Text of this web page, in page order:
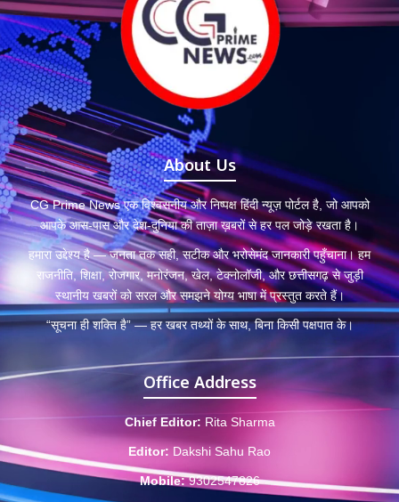
About Us
CG Prime News एक विश्वसनीय और निष्पक्ष हिंदी न्यूज़ पोर्टल है, जो आपको
आपके आस-पास और देश-दुनिया की ताज़ा ख़बरों से हर पल जोड़े रखता है।
हमारा उद्देश्य है — जनता तक सही, सटीक और भरोसेमंद जानकारी पहुँचाना। हम
राजनीति, शिक्षा, रोजगार, मनोरंजन, खेल, टेक्नोलॉजी, और छत्तीसगढ़ से जुड़ी
स्थानीय खबरों को सरल और समझने योग्य भाषा में प्रस्तुत करते हैं।
“सूचना ही शक्ति है” — हर खबर तथ्यों के साथ, बिना किसी पक्षपात के।
Office Address
Chief Editor: Rita Sharma
Editor: Dakshi Sahu Rao
Mobile: 9302547826